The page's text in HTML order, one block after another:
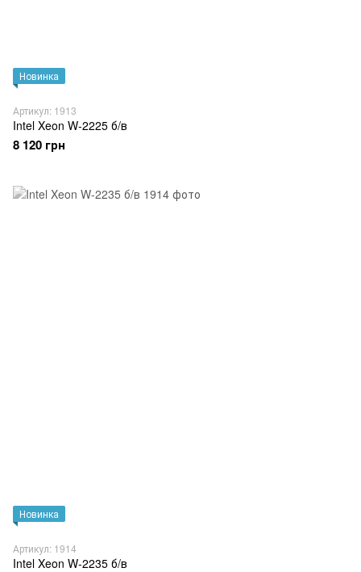
Новинка
Артикул: 1913
Intel Xeon W-2225 б/в
8 120 грн
Новинка
Артикул: 1914
Intel Xeon W-2235 б/в